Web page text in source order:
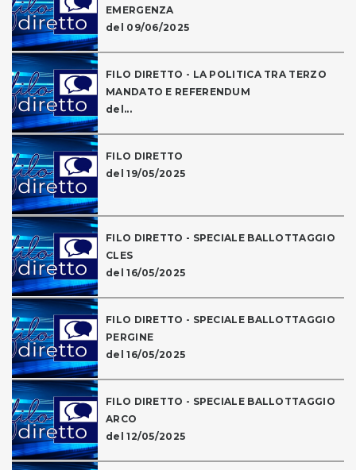
EMERGENZA
del 09/06/2025
FILO DIRETTO - LA POLITICA TRA TERZO
MANDATO E REFERENDUM
del...
FILO DIRETTO
del 19/05/2025
FILO DIRETTO - SPECIALE BALLOTTAGGIO
CLES
del 16/05/2025
FILO DIRETTO - SPECIALE BALLOTTAGGIO
PERGINE
del 16/05/2025
FILO DIRETTO - SPECIALE BALLOTTAGGIO
ARCO
del 12/05/2025